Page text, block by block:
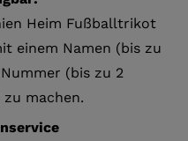
Heim Fußballtrikot
einem Namen (bis zu
(bis zu 2
machen.